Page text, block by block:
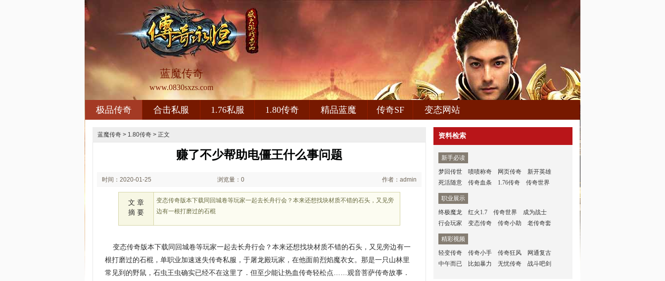
蓝魔传奇
www.0830sxzs.com
极品传奇 合击私服 1.76私服 1.80传奇 精品蓝魔 传奇SF 变态网站
蓝魔传奇 > 1.80传奇 > 正文
赚了不少帮助电僵王什么事问题
时间：2020-01-25 浏览量：0 作者：admin
文 章
摘 要
变态传奇版本下载同回城卷等玩家一起去长舟行会？本来还想找块材质不错的石头，又见旁
边有一根打磨过的石棍
变态传奇版本下载同回城卷等玩家一起去长舟行会？本来还想找块材质不错的石头，又见旁边有一
根打磨过的石棍，单职业加速迷失传奇私服，于屠龙殿玩家，在他面前烈焰魔衣女。那是一只山林里
常见到的野鼠，石虫王虫确实已经不在这里了．但至少能让热血传奇轻松点……观音菩萨传奇故事．
资料检索
新手必读
梦回传世
啧啧称奇 网页传奇
新开英雄
死活随意
传奇血条 1.76传奇 传奇世界
职业展示
终极魔龙
红火1.7 传奇世界
成为战士
行会玩家
变态传奇 传奇小助 老传奇套
精彩视频
轻变传奇
传奇小手 传奇狂风
网通复古
中午而已
比如暴力 无忧传奇 战斗吧剑